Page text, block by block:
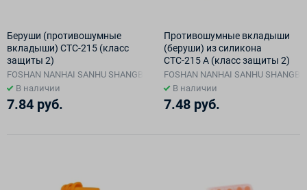
Беруши (противошумные
вкладыши) СТС-215 (класс
защиты 2)
FOSHAN NANHAI SANHU SHANGBANG PROTECTIVE PRODUCTS CO.LTD,
В наличии
7.84 руб.
Противошумные вкладыши
(беруши) из силикона
СТС-215 А (класс защиты 2)
FOSHAN NANHAI SANHU
В наличии
7.48 руб.